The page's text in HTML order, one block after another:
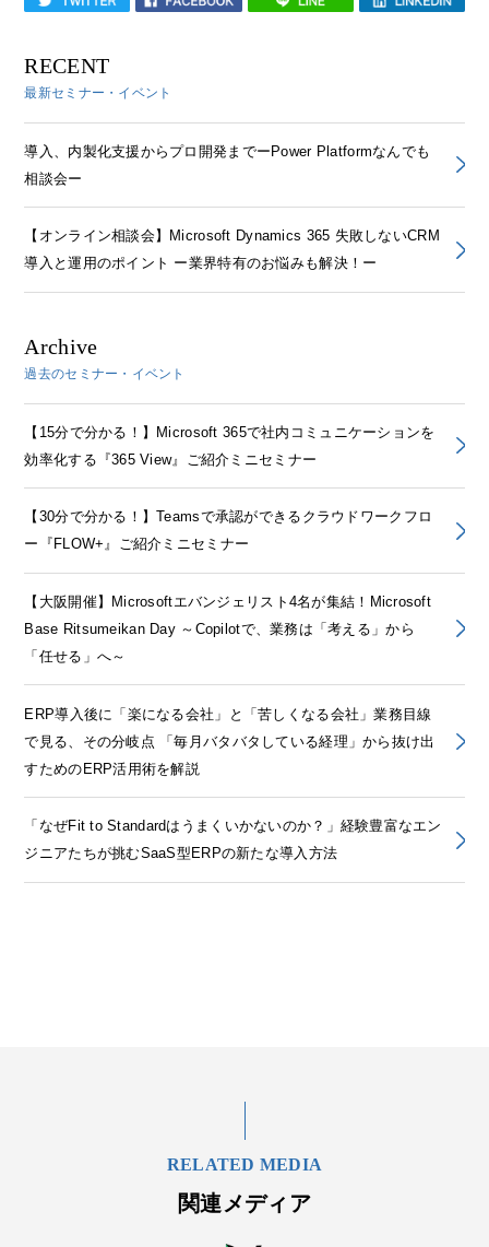
RECENT
最新セミナー・イベント
導入、内製化支援からプロ開発までーPower Platformなんでも
相談会ー
【オンライン相談会】Microsoft Dynamics 365 失敗しないCRM
導入と運用のポイント ー業界特有のお悩みも解決！ー
Archive
過去のセミナー・イベント
【15分で分かる！】Microsoft 365で社内コミュニケーションを
効率化する『365 View』ご紹介ミニセミナー
【30分で分かる！】Teamsで承認ができるクラウドワークフロ
ー『FLOW+』ご紹介ミニセミナー
【大阪開催】Microsoftエバンジェリスト4名が集結！Microsoft
Base Ritsumeikan Day ～Copilotで、業務は「考える」から
「任せる」へ～
ERP導入後に「楽になる会社」と「苦しくなる会社」業務目線
で見る、その分岐点 「毎月バタバタしている経理」から抜け出
すためのERP活用術を解説
「なぜFit to Standardはうまくいかないのか？」経験豊富なエン
ジニアたちが挑むSaaS型ERPの新たな導入方法
RELATED MEDIA
関連メディア